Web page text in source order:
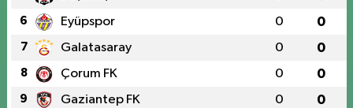
6 Eyüpspor 0 0
7 Galatasaray 0 0
8 Çorum FK 0 0
9 Gaziantep FK 0 0